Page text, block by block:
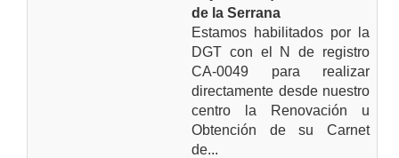
de la Serrana
Estamos habilitados por la
DGT con el N de registro
CA-0049 para realizar
directamente desde nuestro
centro la Renovación u
Obtención de su Carnet
de...